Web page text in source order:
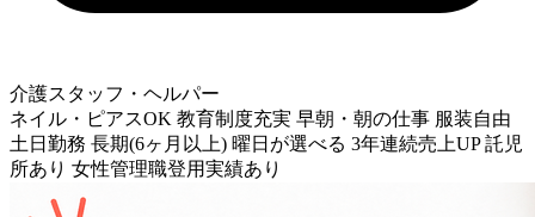
介護スタッフ・ヘルパー
ネイル・ピアスOK 教育制度充実 早朝・朝の仕事 服装自由
土日勤務 長期(6ヶ月以上) 曜日が選べる 3年連続売上UP 託児
所あり 女性管理職登用実績あり